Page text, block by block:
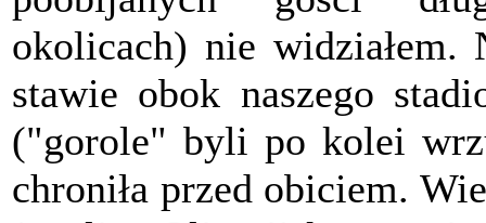
okolicach) nie widziałem.
stawie obok naszego
("gorole" byli po kolei
chroniła przed obiciem.